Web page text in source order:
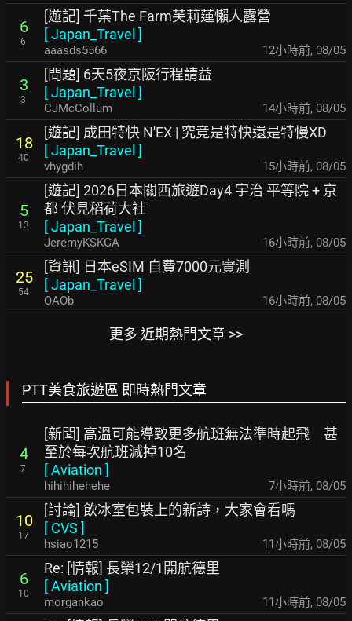
6
6
[遊記] 千葉The Farm芙莉蓮懶人露營
[Japan_Travel ]
aaasds5566 12小時前, 08/05
3
3
[問題] 6天5夜京阪行程請益
[Japan_Travel ]
CJMcCollum 14小時前, 08/05
18
40
[遊記] 成田特快 N'EX | 究竟是特快還是特慢XD
[Japan_Travel ]
vhygdih 15小時前, 08/05
5
13
[遊記] 2026日本關西旅遊Day4 宇治 平等院 + 京
都 伏見稻荷大社
[Japan_Travel ]
JeremyKSKGA 16小時前, 08/05
25
54
[資訊] 日本eSIM 自費7000元實測
[Japan_Travel ]
OAOb 16小時前, 08/05
更多 近期熱門文章 >>
PTT美食旅遊區 即時熱門文章
4
7
[新聞] 高溫可能導致更多航班無法準時起飛 甚
至於每次航班減掉10名
[Aviation ]
hihihihehehe 7小時前, 08/05
10
17
[討論] 飲冰室包裝上的新詩，大家會看嗎
[ CVS ]
hsiao1215 11小時前, 08/05
6
10
Re: [情報] 長榮12/1開航德里
[Aviation ]
morgankao 11小時前, 08/05